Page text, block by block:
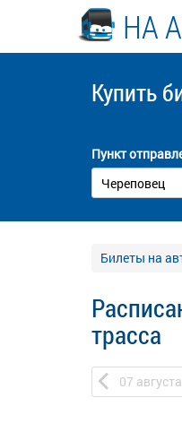
НА
Купить
Пункт
Билеты на
трасса
07 августа